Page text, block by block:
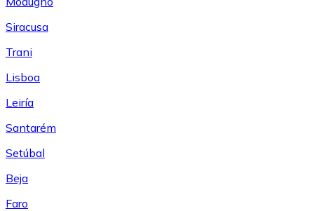
Siracusa
Trani
Lisboa
Leiría
Santarém
Setúbal
Beja
Faro